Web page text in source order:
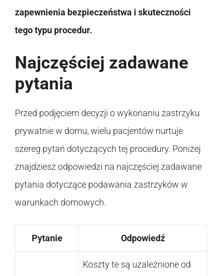
zapewnienia bezpieczeństwa i skuteczności
tego typu procedur.
Najczęściej zadawane
pytania
Przed podjęciem decyzji o wykonaniu zastrzyku
prywatnie w domu, wielu pacjentów nurtuje
szereg pytań dotyczących tej procedury. Poniżej
znajdziesz odpowiedzi na najczęściej zadawane
pytania dotyczące podawania zastrzyków w
warunkach domowych.
Pytanie Odpowiedź
Koszty te są uzależnione od